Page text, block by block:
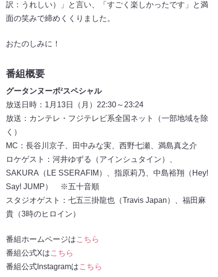
訳：うれしい）」と言い、「すごく楽しかったです」と満
面の笑みで締めくくりました。
おたのしみに！
番組概要
グータンヌーボ²スペシャル
放送日時：1月13日（月）22:30～23:24
放送：カンテレ・フジテレビ系全国ネット（一部地域を除
く）
MC：長谷川京子、田中みな実、西野七瀬、満島真之介
ロケゲスト：河井ゆずる（アインシュタイン）、
SAKURA（LE SSERAFIM）、指原莉乃、中島裕翔（Hey!
Say! JUMP） ※五十音順
スタジオゲスト：七五三掛龍也（Travis Japan）、福田麻
貴（3時のヒロイン）
番組ホームページはこちら
番組公式Xはこちら
番組公式Instagramはこちら